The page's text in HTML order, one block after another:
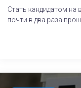
Стать кандидатом на
почти в два раза